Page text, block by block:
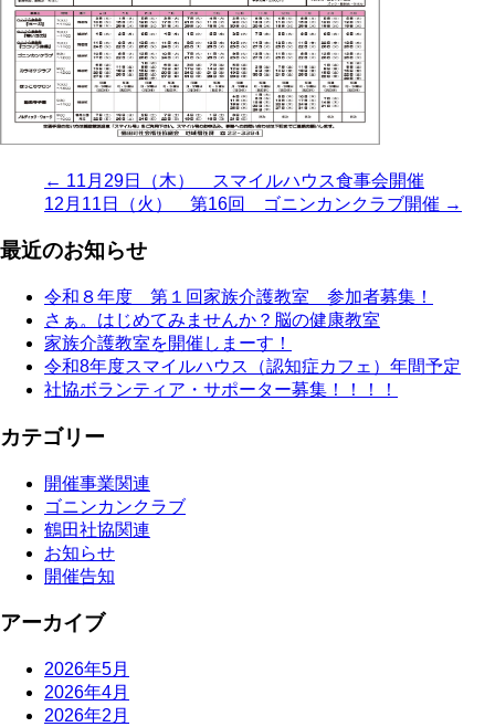
← 11月29日（木） スマイルハウス食事会開催
12月11日（火） 第16回 ゴニンカンクラブ開催 →
最近のお知らせ
令和８年度 第１回家族介護教室 参加者募集！
さぁ。はじめてみませんか？脳の健康教室
家族介護教室を開催しまーす！
令和8年度スマイルハウス（認知症カフェ）年間予定
社協ボランティア・サポーター募集！！！！
カテゴリー
開催事業関連
ゴニンカンクラブ
鶴田社協関連
お知らせ
開催告知
アーカイブ
2026年5月
2026年4月
2026年2月